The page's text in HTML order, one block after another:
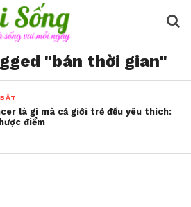
"bán thời gian"
là gì mà cả giới trẻ đều yêu thích:
điểm